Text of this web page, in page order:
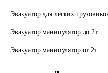
Эвакуатор для легких
Эвакуатор манипулятор до 2т.
Эвакуатор манипулятор от 2т.